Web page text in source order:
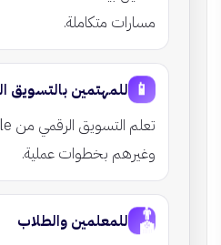
مسارات متكاملة.
📱 للمهتمين بالتسويق
وغيرهم بخطوات عملية.
👨
🏫 للمعلمين والطلاب